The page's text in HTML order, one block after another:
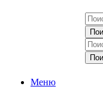
Меню